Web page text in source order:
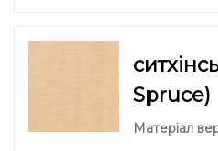
Spruce)
Матеріал